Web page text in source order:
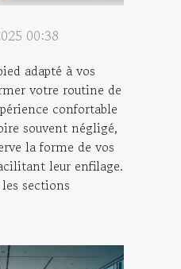
00:38
adapté à vos
votre routine de
confortable
souvent négligé,
la forme de vos
leur enfilage.
sections